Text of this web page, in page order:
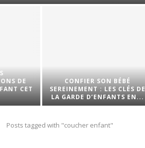
DE
CET
CONFIER SON BÉBÉ
SEREINEMENT : LES CLÉS DE
LA GARDE D’ENFANTS EN...
Posts tagged with "coucher enfant"